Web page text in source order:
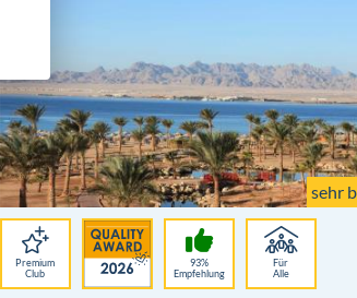
sehr
Premium
Club
93%
Empfehlung
Für
Alle